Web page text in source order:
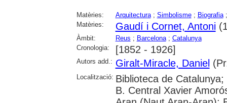
Matèries: Arquitectura; Simbolisme; Biografia
Matèries:
Gaudí i Cornet, Antoni
Àmbit: Reus ; Barcelona; Catalunya
Cronologia:
[1852 - 1926]
Autors add.: Giralt-Miracle, Daniel
Localització: Biblioteca de
B. Central Xavier